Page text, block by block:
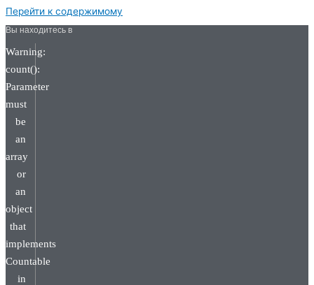
Перейти к содержимому
Вы находитесь в
Warning:
count():
Parameter
must
be
an
array
or
an
object
that
implements
Countable
in